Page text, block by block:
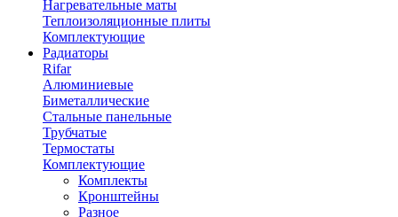
Нагревательные маты
Теплоизоляционные плиты
Комплектующие
Радиаторы
Rifar
Алюминиевые
Биметаллические
Стальные панельные
Трубчатые
Термостаты
Комплектующие
Комплекты
Кронштейны
Разное